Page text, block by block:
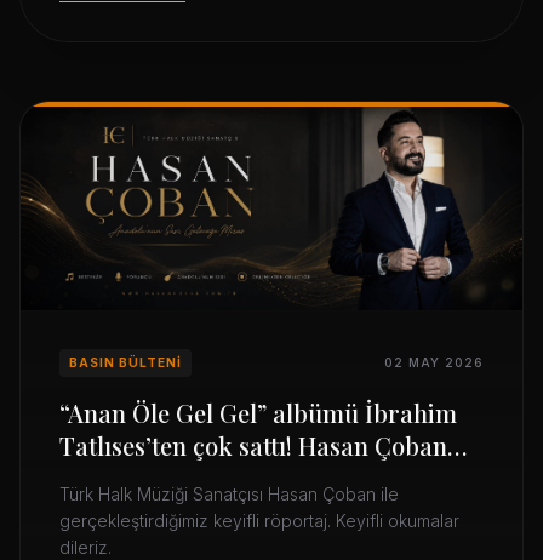
Haber Listesi
BASIN BÜLTENI 02 MAY 2026
“Anan Öle Gel Gel” albümü İbrahim
Tatlıses’ten çok sattı! Hasan Çoban
Türk Halk Müziği Sanatçısı Hasan Çoban ile
gerçekleştirdiğimiz keyifli röportaj. Keyifli okumalar
dileriz.